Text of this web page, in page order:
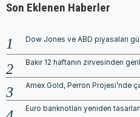
Son Eklenen Haberler
Dow Jones ve ABD piyasaları
Bakır 12 haftanın zirvesinden
Amex Gold, Perron Projesi’nde
Euro banknotları yeniden